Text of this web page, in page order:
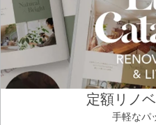
定額リノ
手軽なパ